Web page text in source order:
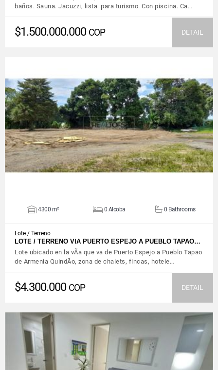
baños. Sauna. Jacuzzi, lista para turismo. Con piscina. Ca…
$1.500.000.000 COP DETAIL
VIEW DETAILS
4300 m² 0 Alcoba 0 Bathrooms
Lote / Terreno
LOTE / TERRENO VÍA PUERTO ESPEJO A PUEBLO TAPAO…
Lote ubicado en la vÃ­a que va de Puerto Espejo a Pueblo Tapao
de Armenia QuindÃ­o, zona de chalets, fincas, hotele…
$4.300.000 COP DETAIL